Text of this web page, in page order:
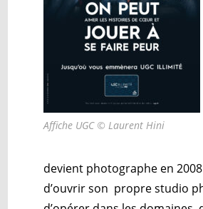
Affiche UGC © Laurent Hini
devient photographe en
d’ouvrir son propre studio